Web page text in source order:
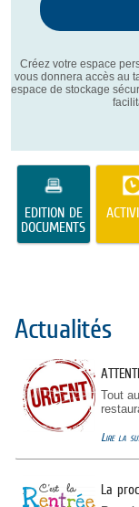
Créez votre espace
vous donnera accès au
espace de stockage
EDITION DE
DOCUMENTS
Actualités
Tout
Lire la
La